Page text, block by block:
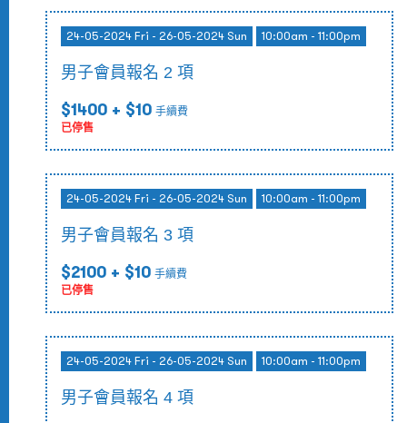
24-05-2024 Fri - 26-05-2024 Sun 10:00am - 11:00pm
男子會員報名 2 項
$1400 + $10 手續費
已停售
24-05-2024 Fri - 26-05-2024 Sun 10:00am - 11:00pm
男子會員報名 3 項
$2100 + $10 手續費
已停售
24-05-2024 Fri - 26-05-2024 Sun 10:00am - 11:00pm
男子會員報名 4 項